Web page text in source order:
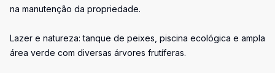
na manutenção da propriedade.
Lazer e natureza: tanque de peixes, piscina ecológica e ampla
área verde com diversas árvores frutíferas.